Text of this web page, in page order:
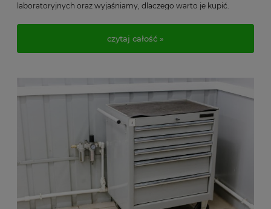
laboratoryjnych oraz wyjaśniamy, dlaczego warto je kupić.
czytaj całość »